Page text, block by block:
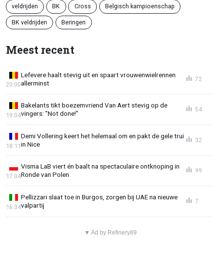
veldrijden BK Cross Belgisch kampioenschap
BK veldrijden Beringen
Meest recent
Lefevere haalt stevig uit en spaart vrouwenwielrennen
allerminst
20:00
72
Bakelants tikt boezemvriend Van Aert stevig op de
vingers: "Not done!"
19:04
54
Demi Vollering keert het helemaal om en pakt de gele trui
in Nice
18:11
32
Visma LaB viert én baalt na spectaculaire ontknoping in
Ronde van Polen
17:04
99
Pellizzari slaat toe in Burgos, zorgen bij UAE na nieuwe
valpartij
16:34
7
▼ Ad by Refinery89